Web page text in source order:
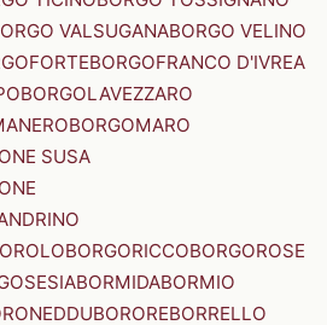
VALSUGANABORGO VELINO
BORGOFRANCO D'IVREA
BORGOLAVEZZARO
BORGOMARO
SUSA
BORGORICCOBORGOROSE
BORMIDABORMIO
BOROREBORRELLO